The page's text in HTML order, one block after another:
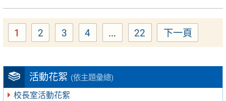
活動花絮 (依主題彙總)
校長室活動花絮
Page
1 Page
2 Page
3 Page
4 ... Page
22 下一頁